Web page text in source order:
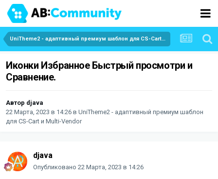
UniTheme2 - адаптивный премиум шаблон для CS-Cart и Multi-Vendor
Иконки Избранное Быстрый просмотри и
Сравнение.
Автор djava
22 Марта, 2023 в 14:26 в UniTheme2 - адаптивный премиум шаблон
для CS-Cart и Multi-Vendor
djava
Опубликовано 22 Марта, 2023 в 14:26